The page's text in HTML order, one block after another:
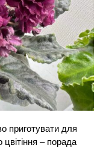
приготувати для
– порада